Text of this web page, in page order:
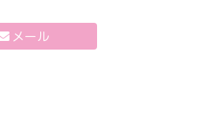
メール